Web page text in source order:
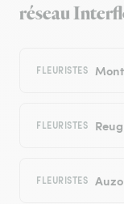
réseau
FLEURISTES
FLEURISTES
FLEURISTES